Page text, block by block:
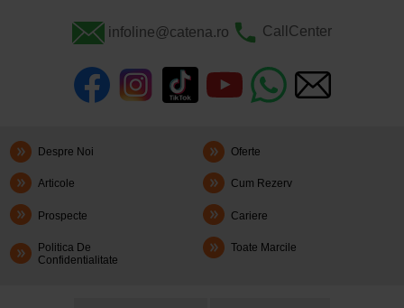
infoline@catena.ro CallCenter
Despre Noi Oferte
Articole Cum Rezerv
Prospecte Cariere
Politica De
Confidentialitate
Toate Marcile